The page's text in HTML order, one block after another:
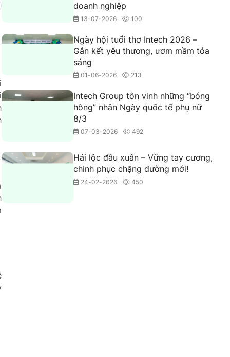
doanh nghiệp
13-07-2026 100
Ngày hội tuổi thơ Intech 2026 –
Gắn kết yêu thương, ươm mầm tỏa
sáng
01-06-2026 213
Intech Group tôn vinh những “bóng
hồng” nhân Ngày quốc tế phụ nữ
8/3
07-03-2026 492
Hái lộc đầu xuân – Vững tay cương,
chinh phục chặng đường mới!
24-02-2026 450